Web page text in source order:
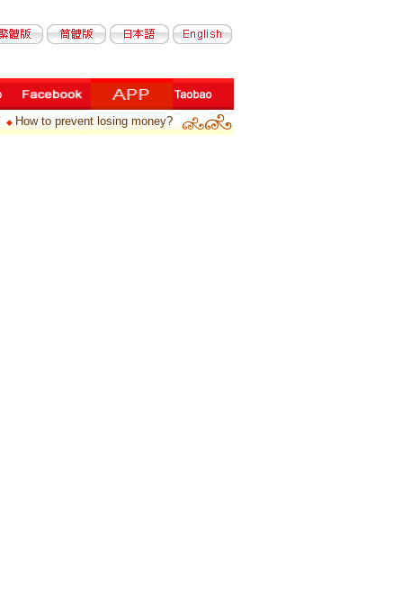
◆How to prevent losing money?